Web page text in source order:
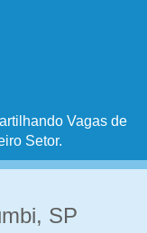
Vagas de
Setor.
SP